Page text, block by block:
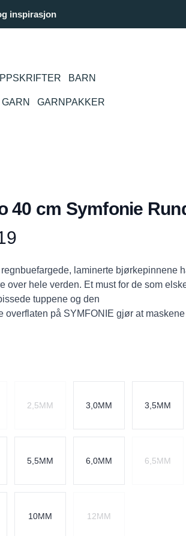
inspirasjon
BARN
GARN GARNPAKKER
40 cm Symfonie
laminerte bjørkepinnene
over hele verden. Et must for de som
tuppene og den
overflaten på SYMFONIE gjør at
2,5MM 3,0MM 3,5MM
5,5MM 6,0MM 6,5MM
10MM 12MM